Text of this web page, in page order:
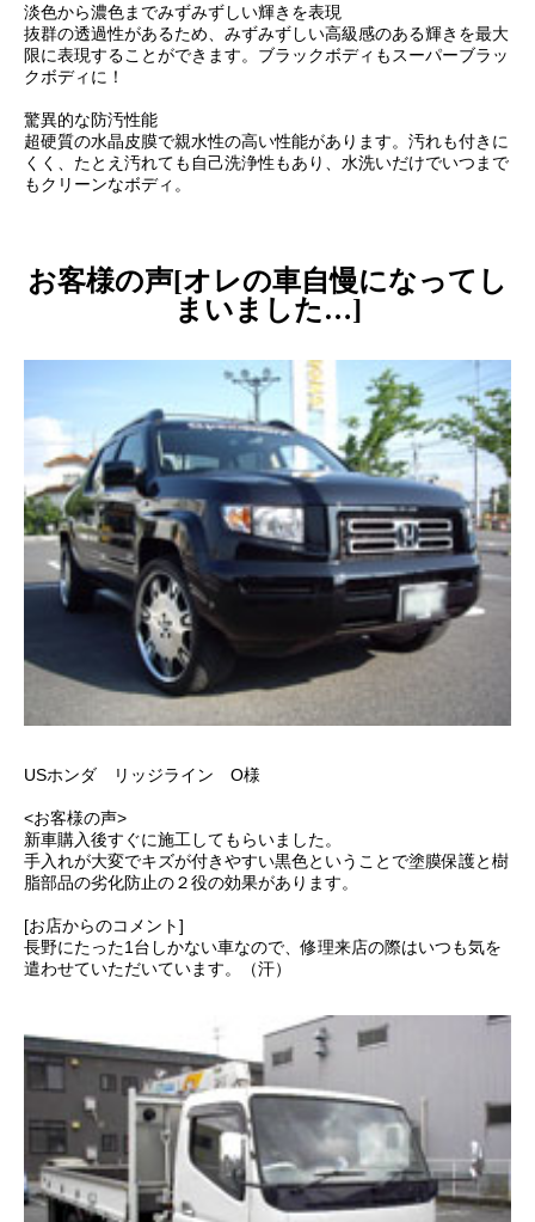
淡色から濃色までみずみずしい輝きを表現
抜群の透過性があるため、みずみずしい高級感のある輝きを最大
限に表現することができます。ブラックボディもスーパーブラッ
クボディに！
驚異的な防汚性能
超硬質の水晶皮膜で親水性の高い性能があります。汚れも付きに
くく、たとえ汚れても自己洗浄性もあり、水洗いだけでいつまで
もクリーンなボディ。
お客様の声[オレの車自慢になってし
まいました…]
USホンダ リッジライン O様
<お客様の声>
新車購入後すぐに施工してもらいました。
手入れが大変でキズが付きやすい黒色ということで塗膜保護と樹
脂部品の劣化防止の２役の効果があります。
[お店からのコメント]
長野にたった1台しかない車なので、修理来店の際はいつも気を
遣わせていただいています。（汗）